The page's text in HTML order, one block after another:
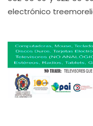
electrónico